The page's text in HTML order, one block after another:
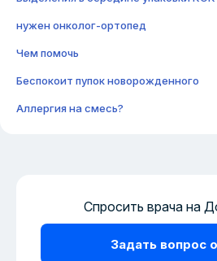
нужен онколог-ортопед
Чем помочь
Беспокоит пупок новорожденного
Аллергия на смесь?
Спросить врача на
Задать вопрос